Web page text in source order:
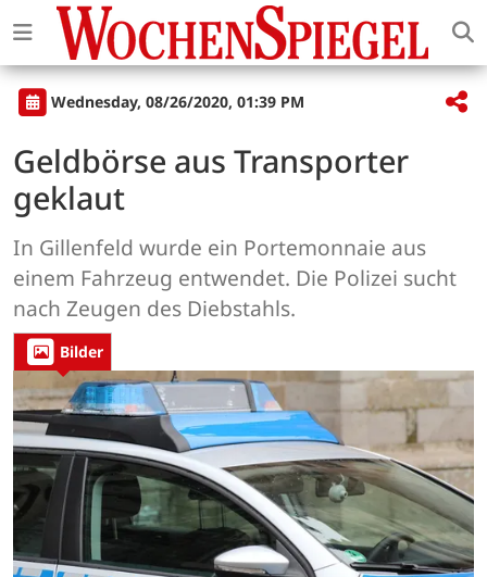
Wednesday, 08/26/2020, 01:39 PM
Geldbörse aus Transporter
geklaut
In Gillenfeld wurde ein Portemonnaie aus
einem Fahrzeug entwendet. Die Polizei sucht
nach Zeugen des Diebstahls.
Bilder